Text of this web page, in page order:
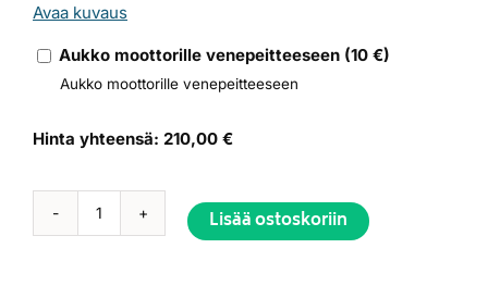
Avaa kuvaus
Aukko moottorille venepeitteeseen (10 €)
Aukko moottorille venepeitteeseen
Hinta yhteensä: 210,00 €
Venepeite
Lisää ostoskoriin